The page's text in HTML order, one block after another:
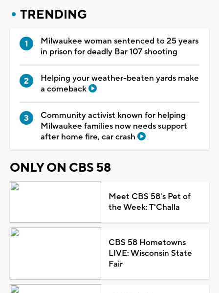
TRENDING
Milwaukee woman sentenced to 25 years
in prison for deadly Bar 107 shooting
Helping your weather-beaten yards make
a comeback
Community activist known for helping
Milwaukee families now needs support
after home fire, car crash
ONLY ON CBS 58
Meet CBS 58's Pet of
the Week: T'Challa
CBS 58 Hometowns
LIVE: Wisconsin State
Fair